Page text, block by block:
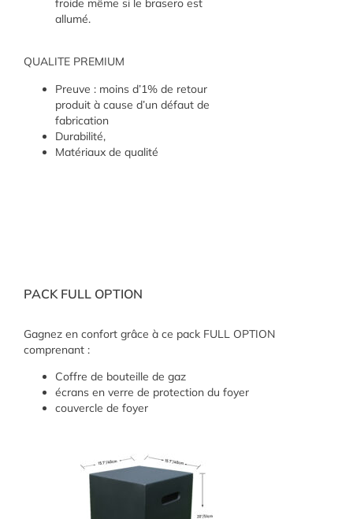
froide même si le brasero est
allumé.
QUALITE PREMIUM
Preuve : moins d’1% de retour
produit à cause d’un défaut de
fabrication
Durabilité,
Matériaux de qualité
PACK FULL OPTION
Gagnez en confort grâce à ce pack FULL OPTION
comprenant :
Coffre de bouteille de gaz
écrans en verre de protection du foyer
couvercle de foyer